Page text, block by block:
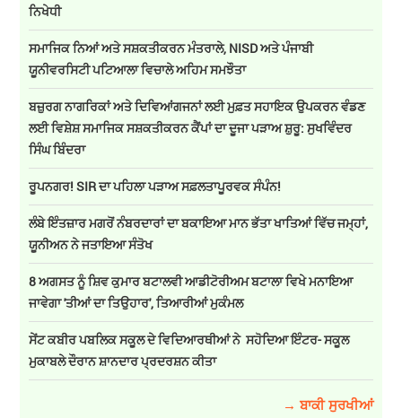
ਨਿਖੇਧੀ
ਸਮਾਜਿਕ ਨਿਆਂ ਅਤੇ ਸਸ਼ਕਤੀਕਰਨ ਮੰਤਰਾਲੇ, NISD ਅਤੇ ਪੰਜਾਬੀ
ਯੂਨੀਵਰਸਿਟੀ ਪਟਿਆਲਾ ਵਿਚਾਲੇ ਅਹਿਮ ਸਮਝੌਤਾ
ਬਜ਼ੁਰਗ ਨਾਗਰਿਕਾਂ ਅਤੇ ਦਿਵਿਆਂਗਜਨਾਂ ਲਈ ਮੁਫ਼ਤ ਸਹਾਇਕ ਉਪਕਰਨ ਵੰਡਣ
ਲਈ ਵਿਸ਼ੇਸ਼ ਸਮਾਜਿਕ ਸਸ਼ਕਤੀਕਰਨ ਕੈਂਪਾਂ ਦਾ ਦੂਜਾ ਪੜਾਅ ਸ਼ੁਰੂ: ਸੁਖਵਿੰਦਰ
ਸਿੰਘ ਬਿੰਦਰਾ
ਰੂਪਨਗਰ! SIR ਦਾ ਪਹਿਲਾ ਪੜਾਅ ਸਫ਼ਲਤਾਪੂਰਵਕ ਸੰਪੰਨ!
ਲੰਬੇ ਇੰਤਜ਼ਾਰ ਮਗਰੋਂ ਨੰਬਰਦਾਰਾਂ ਦਾ ਬਕਾਇਆ ਮਾਨ ਭੱਤਾ ਖਾਤਿਆਂ ਵਿੱਚ ਜਮ੍ਹਾਂ,
ਯੂਨੀਅਨ ਨੇ ਜਤਾਇਆ ਸੰਤੋਖ
8 ਅਗਸਤ ਨੂੰ ਸ਼ਿਵ ਕੁਮਾਰ ਬਟਾਲਵੀ ਆਡੀਟੋਰੀਅਮ ਬਟਾਲਾ ਵਿਖੇ ਮਨਾਇਆ
ਜਾਵੇਗਾ 'ਤੀਆਂ ਦਾ ਤਿਉਹਾਰ', ਤਿਆਰੀਆਂ ਮੁਕੰਮਲ
ਸੇਂਟ ਕਬੀਰ ਪਬਲਿਕ ਸਕੂਲ ਦੇ ਵਿਦਿਆਰਥੀਆਂ ਨੇ ਸਹੋਦਿਆ ਇੰਟਰ- ਸਕੂਲ
ਮੁਕਾਬਲੇ ਦੌਰਾਨ ਸ਼ਾਨਦਾਰ ਪ੍ਰਦਰਸ਼ਨ ਕੀਤਾ
→ ਬਾਕੀ ਸੁਰਖੀਆਂ